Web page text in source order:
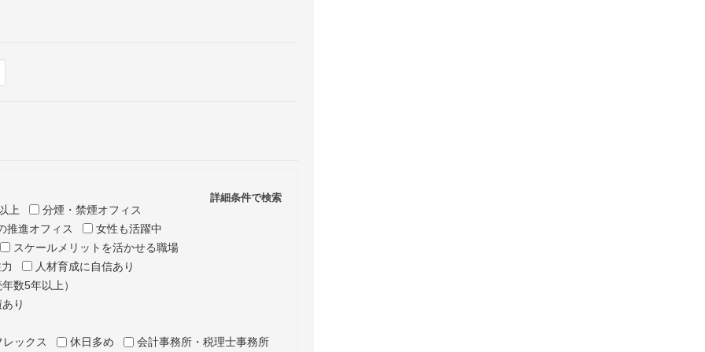
Hide
表示
詳細条件で検索
上
分煙・禁煙オフィス
推進オフィス
女性も活躍中
スケールメリットを活かせる職場
人材育成に自信あり
数5年以上）
り
レックス 休日多め 会計事務所・税理士事務所